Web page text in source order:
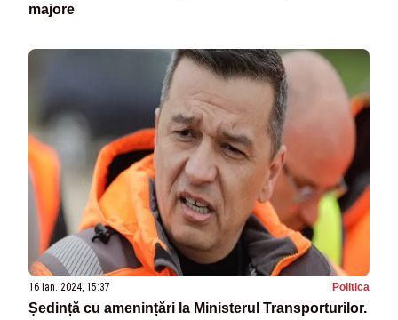
majore
16 ian. 2024, 15:37 Politica
Ședință cu amenințări la Ministerul Transporturilor.